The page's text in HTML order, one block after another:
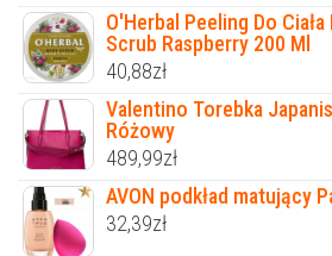
O'Herbal Peeling Do
Scrub Raspberry 200 Ml
40,88zł
Valentino Torebka
Różowy
489,99zł
AVON podkład matujący
32,39zł